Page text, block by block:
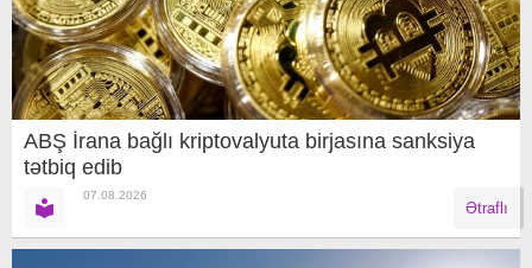
ABŞ İrana bağlı kriptovalyuta birjasına sanksiya
tətbiq edib
07.08.2026
Ətraflı